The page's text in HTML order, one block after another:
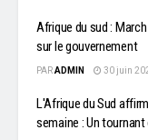
Afrique du sud :
sur le gouvernement
PARADMIN 30 juin
L'Afrique du Sud
semaine : Un